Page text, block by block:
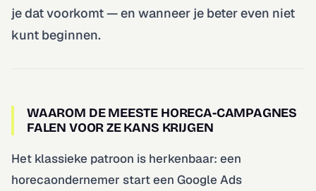
je dat voorkomt — en wanneer je beter even niet
kunt beginnen.
WAAROM DE MEESTE HORECA-CAMPAGNES
FALEN VOOR ZE KANS KRIJGEN
Het klassieke patroon is herkenbaar: een
horecaondernemer start een Google Ads